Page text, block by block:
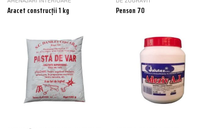
Aracet construcții 1 kg Penson 70